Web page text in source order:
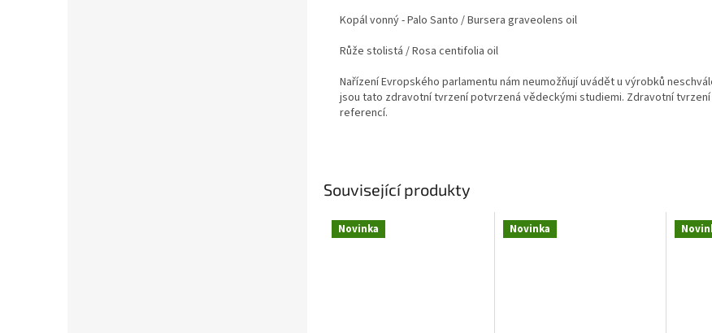
Související produkty
Novinka Novinka
Kopál vonný - Palo Santo / Bursera graveolens oil
Růže stolistá / Rosa centifolia oil
Nařízení Evropského parlamentu nám neumožňují uvádět u výrobků
jsou tato zdravotní tvrzení potvrzená vědeckými studiemi. Zdravotní
referencí.